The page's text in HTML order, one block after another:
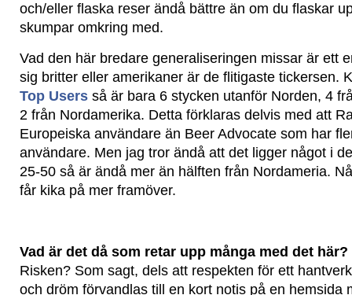
och/eller flaska reser ändå bättre än om du flaskar
skumpar omkring med.
Vad den här bredare generaliseringen missar är ett
sig britter eller amerikaner är de flitigaste tickersen.
Top Users så är bara 6 stycken utanför Norden, 4
2 från Nordamerika. Detta förklaras delvis med att
Europeiska användare än Beer Advocate som har
användare. Men jag tror ändå att det ligger något i
25-50 så är ändå mer än hälften från Nordameria.
får kika på mer framöver.
Vad är det då som retar upp många med det här?
Risken? Som sagt, dels att respekten för ett
och dröm förvandlas till en kort notis på en hemsida